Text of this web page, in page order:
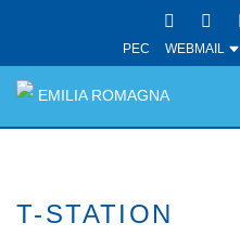
PEC WEBMAIL
EMILIA ROMAGNA
T-STATION